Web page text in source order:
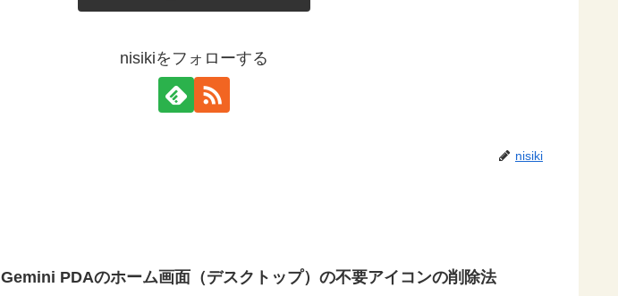
nisikiをフォローする
nisiki
Gemini PDAのホーム画面（デスクトップ）の不要アイコンの削除法